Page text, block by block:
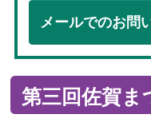
メールでのお問
第三回佐賀ま